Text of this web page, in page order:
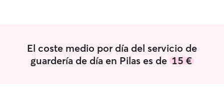
permanente
desde 2020,
El coste medio por día del servicio de
guardería de día en Pilas es de 15 €